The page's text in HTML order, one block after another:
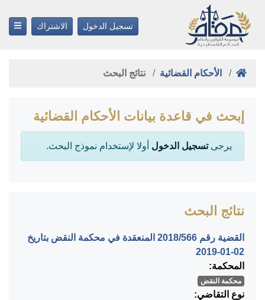
تسجيل الدخول الاشتراك
الأحكام القضائية نتائج البحث
إبحث في قاعدة بيانات الأحكام القضائية
يرجىتسجيل الدخول أولا لإستخدام نموذج البحث.
نتائج البحث
القضية رقم ‎566‏/‎2018‏ المنعقدة في محكمة النقض بتاريخ
‎2019-01-02‏
المحكمة:
محكمة النقض
نوع التقاضي: